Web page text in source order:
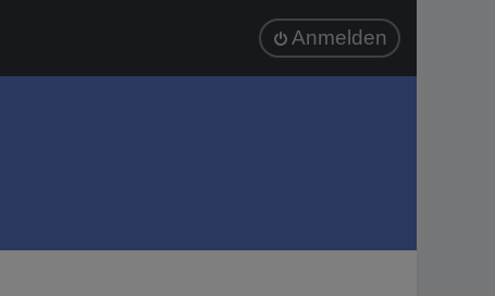
Anmelden